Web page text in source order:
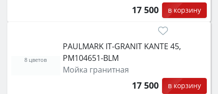
17 500 в корзину
PAULMARK IT-GRANIT KANTE 45,
PM104651-BLM
Мойка гранитная
17 500 в корзину
8 цветов